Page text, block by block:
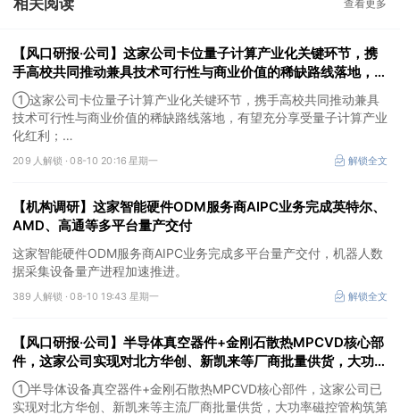
查看更多
【风口研报·公司】这家公司卡位量子计算产业化关键环节，携
手高校共同推动兼具技术可行性与商业价值的稀缺路线落地，有
望充分享受量子计算产业化红利；另有公司不仅坐拥动力煤优质
矿井且长协煤销量占比低
①这家公司卡位量子计算产业化关键环节，携手高校共同推动兼具
技术可行性与商业价值的稀缺路线落地，有望充分享受量子计算产业
化红利；
②2026年煤价中枢上移，公司不仅坐拥动力煤优质矿井且长协煤销
量占比低，叠加甲醇吨利扩大，周期上行阶段业绩有望充分释放。
209 人解锁 ·08-10 20:16 星期一 解锁全文
【机构调研】这家智能硬件ODM服务商AIPC业务完成英特尔、
AMD、高通等多平台量产交付
这家智能硬件ODM服务商AIPC业务完成多平台量产交付，机器人数
据采集设备量产进程加速推进。
389 人解锁 ·08-10 19:43 星期一 解锁全文
【风口研报·公司】半导体真空器件+金刚石散热MPCVD核心部
件，这家公司实现对北方华创、新凯来等厂商批量供货，大功率
磁控管助力AI散热；这家造船龙头稀缺产能扩张与高价值订单兼
具，远期业绩弹性持续增强
①半导体设备真空器件+金刚石散热MPCVD核心部件，这家公司已
实现对北方华创、新凯来等主流厂商批量供货，大功率磁控管构筑第